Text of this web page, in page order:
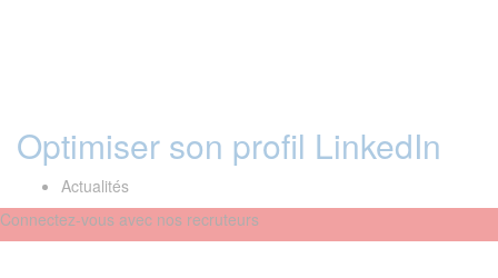
Optimiser son profil LinkedIn
Actualités
Connectez-vous avec nos recruteurs